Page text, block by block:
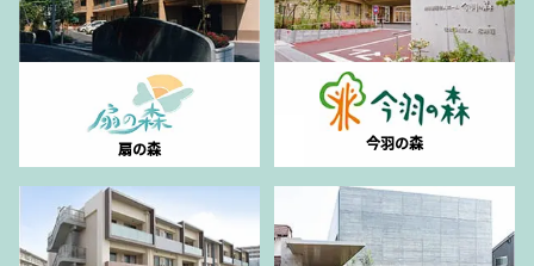
扇の森 今羽の森